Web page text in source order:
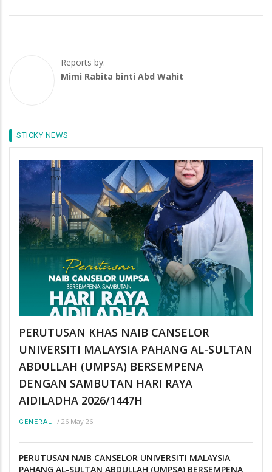
Reports by:
Mimi Rabita binti Abd Wahit
STICKY NEWS
PERUTUSAN KHAS NAIB CANSELOR
UNIVERSITI MALAYSIA PAHANG AL-SULTAN
ABDULLAH (UMPSA) BERSEMPENA
DENGAN SAMBUTAN HARI RAYA
AIDILADHA 2026/1447H
GENERAL / 26 May 26
PERUTUSAN NAIB CANSELOR UNIVERSITI MALAYSIA
PAHANG AL-SULTAN ABDULLAH (UMPSA) BERSEMPENA